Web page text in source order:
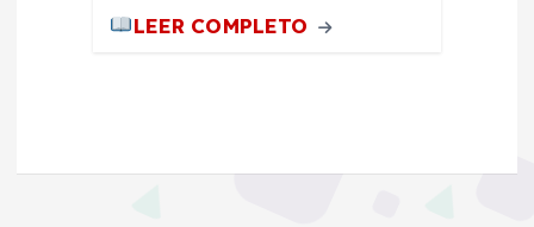
LEER COMPLETO